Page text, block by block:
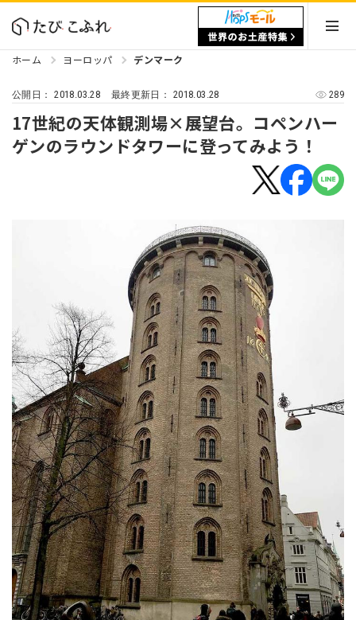
ホーム ヨーロッパ デンマーク
公開日：2018.03.28 最終更新日： 2018.03.28 289
17世紀の天体観測場×展望台。コペンハー
ゲンのラウンドタワーに登ってみよう！